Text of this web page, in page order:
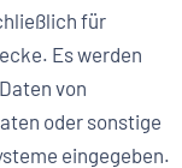
für
Es werden
von
oder sonstige
eingegeben.